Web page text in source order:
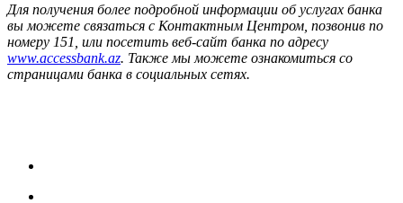
Для получения более подробной информации об услугах банка
вы можете связаться с Контактным Центром, позвонив по
номеру 151, или посетить веб-сайт банка по адресу
www.accessbank.az. Также мы можете ознакомиться со
страницами банка в социальных сетях.